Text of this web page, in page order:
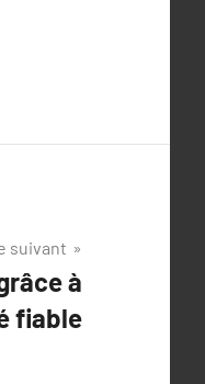
suivant
à
fiable